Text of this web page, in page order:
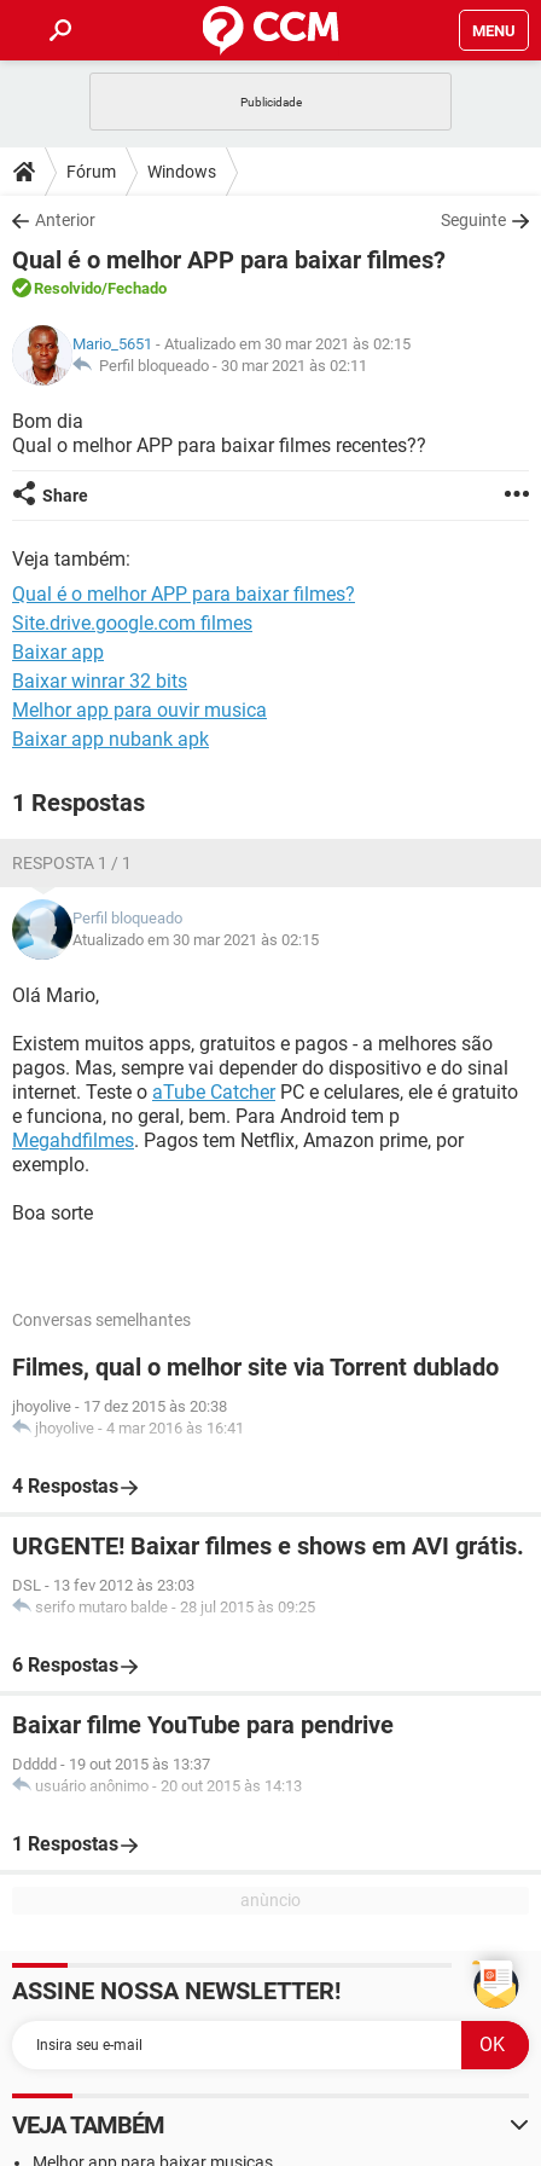
MENU
CELULAR
OUTLOOK
INSTAGRAM GMAIL
GUIA DE COMPRAS
DICAS
JOGOS
OUTLOOK
INSTAGRAM
GUIA DE COMPRAS
DOWNLOADS
JOGOS WHATSAPP
CELULAR
OUTLOOK EXCEL
INSTAGRAM
GUIA DE COMPRAS
FÓRUM
JOGOS
CELULAR FACEBOOK
INSTAGRAM GMAIL
GUIA DE COMPRAS
GLOSSÁRIO
JOGOS
CELULAR
INSTAGRAM
GUIA DE COMPRAS
Fórum Windows
Anterior Seguinte
Qual é o melhor APP para baixar filmes?
Resolvido/Fechado
Mario_5651 - Atualizado em 30 mar 2021 às 02:15
Perfil bloqueado - 30 mar 2021 às 02:11
Bom dia
Qual o melhor APP para baixar filmes recentes??
Share
Veja também:
Qual é o melhor APP para baixar filmes?
Site.drive.google.com filmes
Baixar app
Baixar winrar 32 bits
Melhor app para ouvir musica
Baixar app nubank apk
1 Respostas
RESPOSTA 1 / 1
Perfil bloqueado
Atualizado em 30 mar 2021 às 02:15
Olá Mario,
Existem muitos apps, gratuitos e pagos - a melhores são
pagos. Mas, sempre vai depender do dispositivo e do sinal
internet. Teste o aTube CatcherPC e celulares, ele é gratuito
e funciona, no geral, bem. Para Android tem p
Megahdfilmes. Pagos tem Netflix, Amazon prime, por
exemplo.
Boa sorte
Conversas semelhantes
Filmes, qual o melhor site via Torrent dublado
jhoyolive - 17 dez 2015 às 20:38
jhoyolive - 4 mar 2016 às 16:41
4 Respostas
URGENTE! Baixar filmes e shows em AVI grátis.
DSL - 13 fev 2012 às 23:03
serifo mutaro balde - 28 jul 2015 às 09:25
6 Respostas
Baixar filme YouTube para pendrive
Ddddd - 19 out 2015 às 13:37
usuário anônimo - 20 out 2015 às 14:13
1 Respostas
ASSINE NOSSA NEWSLETTER!
VEJA TAMBÉM